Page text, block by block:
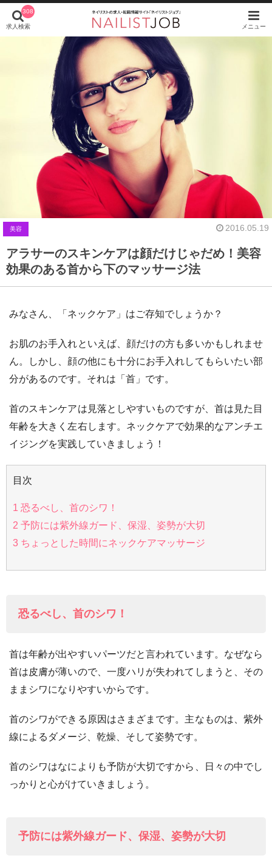
308
求人検索 メニュー
美容 2016.05.19
アラサーのスキンケアは顔だけじゃだめ！美容
効果のある首から下のマッサージ法
みなさん、「ネックケア」はご存知でしょうか？
お肌のお手入れといえば、顔だけの方も多いかもしれませ
ん。しかし、顔の他にも十分にお手入れしてもらいたい部
分があるのです。それは「首」です。
首のスキンケアは見落としやすいものですが、首は見た目
年齢を大きく左右します。ネックケアで効果的なアンチエ
イジングを実践していきましょう！
目次
1 恐るべし、首のシワ！
2 予防には紫外線ガード、保湿、姿勢が大切
3 ちょっとした時間にネックケアマッサージ
恐るべし、首のシワ！
首は年齢が出やすいパーツだと言われています。なぜなら
首は皮膚が薄いので、一度ハリが失われてしまうと、その
ままシワになりやすいからです。
首のシワができる原因はさまざまです。主なものは、紫外
線によるダメージ、乾燥、そして姿勢です。
首のシワはなによりも予防が大切ですから、日々の中でし
っかりと心がけていきましょう。
予防には紫外線ガード、保湿、姿勢が大切